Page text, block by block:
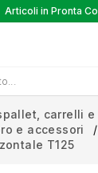
Articoli in Pronta
carrelli e
e accessori
T125